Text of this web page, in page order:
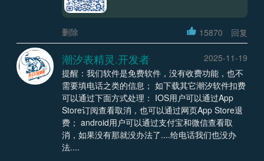
删除 15870 回复
潮汐表精灵.开发者
2025-11-19
提醒：我们软件是免费软件，没有收费功能，也不
需要填电话之类的信息； 如下载其它潮汐软件扣费
可以通过下面方式处理： IOS用户可以通过App
Store订阅查看取消，也可以通过网页App Store退
费； android用户可以通过支付宝和微信查看取
消，如果没有那就没办法了....给电话我们也没办
法....